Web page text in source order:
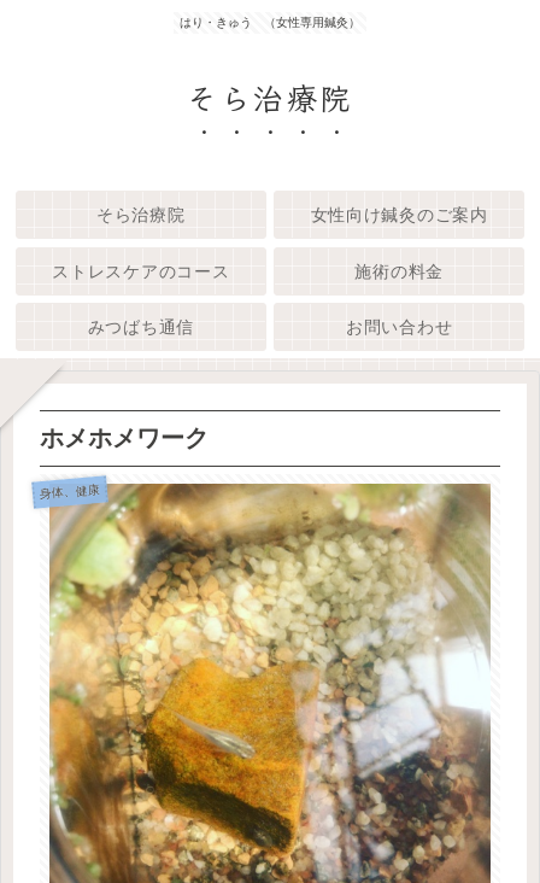
はり・きゅう （女性専用鍼灸）
そら治療院
そら治療院 女性向け鍼灸のご案内
ストレスケアのコース 施術の料金
みつばち通信 お問い合わせ
ホメホメワーク
身体、健康